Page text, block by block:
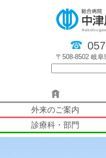
〒508-8502 岐
外来のご案内
診療科・部門